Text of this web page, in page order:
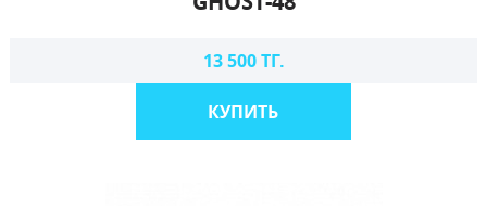
13 500 ТГ.
КУПИТЬ